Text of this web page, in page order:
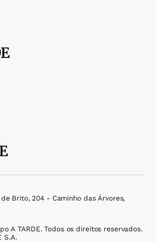
Brito, 204 - Caminho das Árvores,
A TARDE. Todos os direitos reservados.
S.A.